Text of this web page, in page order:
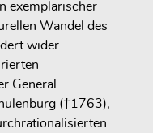
exemplarischer
Wandel des
wider.
General
(†1763),